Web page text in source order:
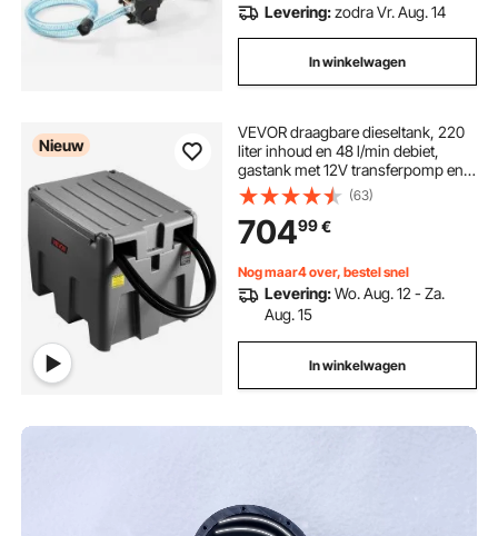
Levering:zodra Vr. Aug. 14
In winkelwagen
Nieuw
VEVOR draagbare dieseltank, 220
liter inhoud en 48 l/min debiet,
gastank met 12V transferpomp en 4
m rubberen slang, PE
dieseltransfertanks voor
brandstoftransport, grijs
(63)
70499€
Nog maar4 over, bestel snel
Levering:Wo. Aug. 12 - Za.
Aug. 15
In winkelwagen